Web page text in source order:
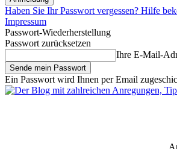
Haben Sie Ihr Passwort vergessen? Hilfe
Impressum
Passwort-Wiederherstellung
Passwort zurücksetzen
Ihre E-Mail-
Ein Passwort wird Ihnen per Email